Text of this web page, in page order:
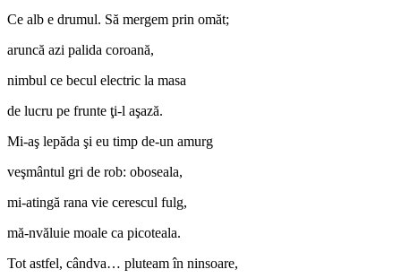
Ce alb e drumul. Să mergem prin omăt;
aruncă azi palida coroană,
nimbul ce becul electric la masa
de lucru pe frunte ţi-l aşază.
Mi-aş lepăda şi eu timp de-un amurg
veşmântul gri de rob: oboseala,
mi-atingă rana vie cerescul fulg,
mă-nvăluie moale ca picoteala.
Tot astfel, cândva… pluteam în ninsoare,